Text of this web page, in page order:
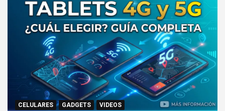
CELULARES GADGETS VIDEOS